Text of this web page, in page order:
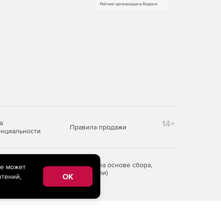
Правила продажи 14+
информации на основе сбора,
Российской Федерации)
может
OK